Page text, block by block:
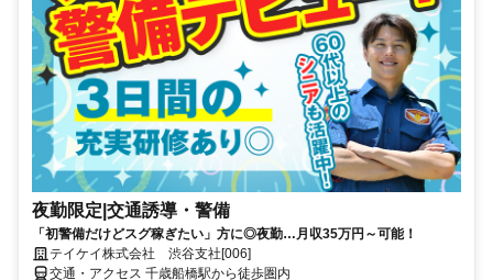
夜勤限定|交通誘導・警備
「初警備だけどスグ稼ぎたい」方に◎夜勤…月収35万円～可能！
テイケイ株式会社 渋谷支社[006]
交通・アクセス 千歳船橋駅から徒歩圏内